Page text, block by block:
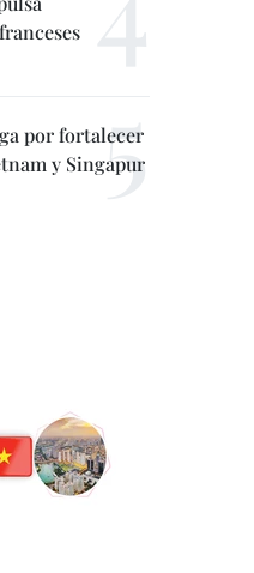
por fortalecer
y Singapur